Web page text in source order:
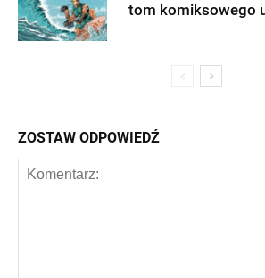
tom komiksowego
ZOSTAW ODPOWIEDŹ